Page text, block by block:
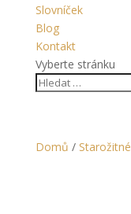
Slovníček
Blog
Kontakt
Vyberte stránku
Domů / Starožitné